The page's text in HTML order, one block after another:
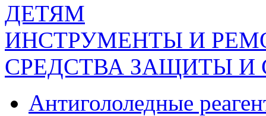
ДЕТЯМ
ИНСТРУМЕНТЫ И
СРЕДСТВА ЗАЩИТЫ
Антигололедные